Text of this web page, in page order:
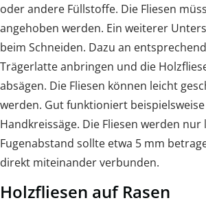
oder andere Füllstoffe. Die Fliesen
angehoben werden. Ein weiterer
beim Schneiden. Dazu an
Trägerlatte anbringen und die
absägen. Die Fliesen können leicht
werden. Gut funktioniert
Handkreissäge. Die Fliesen werden
Fugenabstand sollte etwa 5 mm
direkt miteinander verbunden.
Holzfliesen auf Rasen